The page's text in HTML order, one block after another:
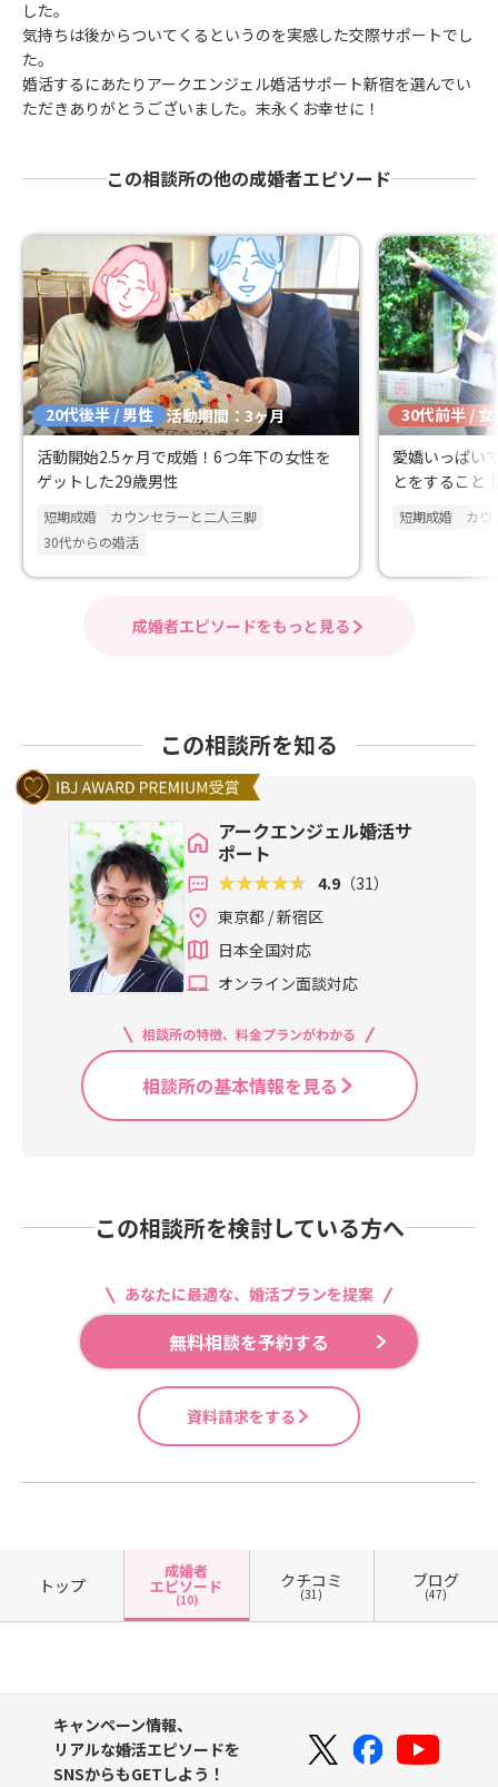
した。
気持ちは後からついてくるというのを実感した交際サポートでし
た。
婚活するにあたりアークエンジェル婚活サポート新宿を選んでい
ただきありがとうございました。末永くお幸せに！
この相談所の他の成婚者エピソード
20代後半 / 男性 活動期間：3ヶ月
活動開始2.5ヶ月で成婚！6つ年下の女性を
ゲットした29歳男性
短期成婚
カウンセラーと二人三脚
30代からの婚活
30代前半 / 女
愛嬌いっぱい
とをすること
た。
短期成婚 カウ
成婚者エピソードをもっと見る
この相談所を知る
アークエンジェル婚活サ
ポート
4.9 （31）
東京都 / 新宿区
日本全国対応
オンライン面談対応
相談所の特徴、料金プランがわかる
相談所の基本情報を見る
この相談所を検討している方へ
あなたに最適な、婚活プランを提案
無料相談を予約する
資料請求をする
トップ
成婚者
エピソード
(10)
クチコミ
(31)
ブログ
(47)
キャンペーン情報、
リアルな婚活エピソードを
SNSからもGETしよう！